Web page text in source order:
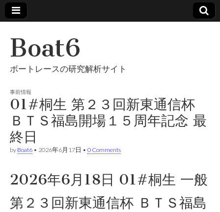
Boat6
ボートレースの研究解析サイト
事前情報
01#桐生 第２３回新東通信杯
ＢＴＳ福島開場１５周年記念 最
終日
by Boat6 • 2026年6月17日 • 0 Comments
2026年6月18日 01#桐生 一般
第２３回新東通信杯 ＢＴＳ福島